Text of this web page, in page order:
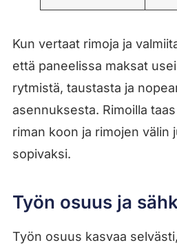
Kun vertaat rimoja ja
että paneelissa maksat
rytmistä, taustasta ja
asennuksesta. Rimoilla
riman koon ja rimojen välin
sopivaksi.
Työn osuus ja
Työn osuus kasvaa